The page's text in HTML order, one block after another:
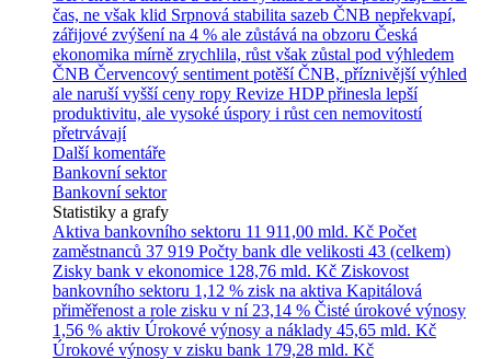
čas, ne však klid Srpnová stabilita sazeb ČNB nepřekvapí,
zářijové zvýšení na 4 % ale zůstává na obzoru Česká
ekonomika mírně zrychlila, růst však zůstal pod výhledem
ČNB Červencový sentiment potěší ČNB, příznivější výhled
ale naruší vyšší ceny ropy Revize HDP přinesla lepší
produktivitu, ale vysoké úspory i růst cen nemovitostí
přetrvávají
Další komentáře
Bankovní sektor
Bankovní sektor
Statistiky a grafy
Aktiva bankovního sektoru 11 911,00 mld. Kč Počet
zaměstnanců 37 919 Počty bank dle velikosti 43 (celkem)
Zisky bank v ekonomice 128,76 mld. Kč Ziskovost
bankovního sektoru 1,12 % zisk na aktiva Kapitálová
přiměřenost a role zisku v ní 23,14 % Čisté úrokové výnosy
1,56 % aktiv Úrokové výnosy a náklady 45,65 mld. Kč
Úrokové výnosy v zisku bank 179,28 mld. Kč